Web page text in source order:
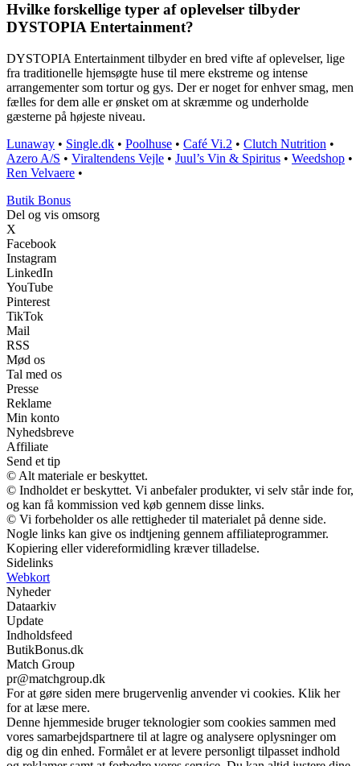
Hvilke forskellige typer af oplevelser tilbyder
DYSTOPIA Entertainment?
DYSTOPIA Entertainment tilbyder en bred vifte af oplevelser, lige
fra traditionelle hjemsøgte huse til mere ekstreme og intense
arrangementer som tortur og gys. Der er noget for enhver smag, men
fælles for dem alle er ønsket om at skræmme og underholde
gæsterne på højeste niveau.
Lunaway • Single.dk • Poolhuse • Café Vi.2 • Clutch Nutrition •
Azero A/S • Viraltendens Vejle • Juul’s Vin & Spiritus • Weedshop •
Ren Velvaere •
Butik Bonus
Del og vis omsorg
X
Facebook
Instagram
LinkedIn
YouTube
Pinterest
TikTok
Mail
RSS
Mød os
Tal med os
Presse
Reklame
Min konto
Nyhedsbreve
Affiliate
Send et tip
© Alt materiale er beskyttet.
© Indholdet er beskyttet. Vi anbefaler produkter, vi selv står inde for,
og kan få kommission ved køb gennem disse links.
© Vi forbeholder os alle rettigheder til materialet på denne side.
Nogle links kan give os indtjening gennem affiliateprogrammer.
Kopiering eller videreformidling kræver tilladelse.
Sidelinks
Webkort
Nyheder
Dataarkiv
Update
Indholdsfeed
ButikBonus.dk
Match Group
pr@matchgroup.dk
For at gøre siden mere brugervenlig anvender vi cookies. Klik her
for at læse mere.
Denne hjemmeside bruger teknologier som cookies sammen med
vores samarbejdspartnere til at lagre og analysere oplysninger om
dig og din enhed. Formålet er at levere personligt tilpasset indhold